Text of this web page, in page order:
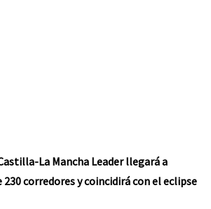
La Mancha Leader llegará a
230 corredores y coincidirá con el eclipse